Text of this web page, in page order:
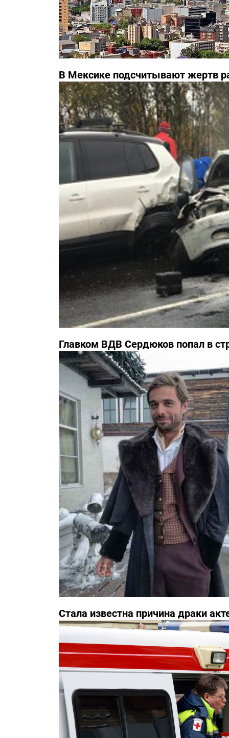
В Мексике подсчитывают жертв
Главком ВДВ Сердюков попал в
Стала известна причина драки